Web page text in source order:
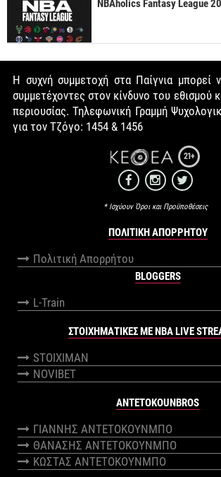
NBAholics Fantasy League
Η συχνή συμμετοχή στα Παίγνια μπορεί
συμμετέχοντες στον κίνδυνο του εθισμού
περιουσίας. Τηλεφωνική Γραμμή
για τον Τζόγο: 1454 & 1456
21+
* Ισχύουν Όροι και Προϋποθέσεις
ΠΟΛΙΤΙΚΉ ΑΠΟΡΡΉΤΟΥ
Πολιτική Απορρήτου
BLOGGERS
L-Train
ΣΤΟΙΧΗΜΑΤΙΚΕΣ ΜΕ NBA LIVE
STOIXIMAN
NOVIBET
ANTETOKOUNBROS
ΓΙΑΝΝΗΣ ΑΝΤΕΤΟΚΟΥΝΜΠΟ
ΘΑΝΑΣΗΣ ΑΝΤΕΤΟΚΟΥΝΜΠΟ
ΚΩΣΤΑΣ ΑΝΤΕΤΟΚΟΥΝΜΠΟ